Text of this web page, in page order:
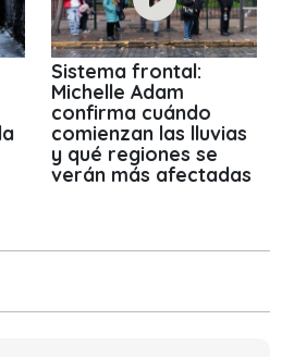
Sistema frontal:
Michelle Adam
confirma cuándo
comienzan las lluvias
y qué regiones se
verán más afectadas